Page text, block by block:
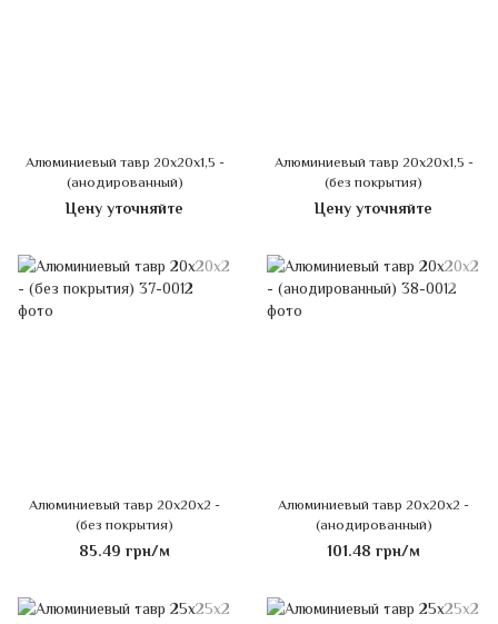
Алюминиевый тавр 20х20х1,5 -
(анодированный)
Цену уточняйте
Алюминиевый тавр 20х20х1,5 -
(без покрытия)
Цену уточняйте
Алюминиевый тавр 20х20х2 -
(без покрытия)
85.49 грн/м
Алюминиевый тавр 20х20х2 -
(анодированный)
101.48 грн/м